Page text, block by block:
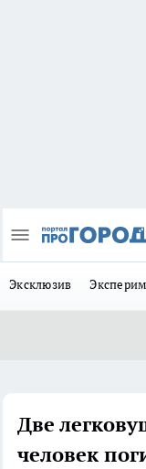
Эксклюзив
Две
человек